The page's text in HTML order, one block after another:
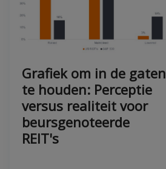
Grafiek om in de gaten
te houden: Perceptie
versus realiteit voor
beursgenoteerde
REIT's